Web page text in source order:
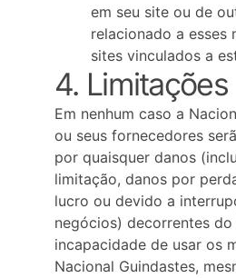
em seu site ou de
relacionado a esses
sites vinculados a
4. Limitações
Em nenhum caso a
ou seus fornecedores
por quaisquer danos
limitação, danos por
lucro ou devido a
negócios) decorrentes do
incapacidade de usar os
Nacional Guindastes,